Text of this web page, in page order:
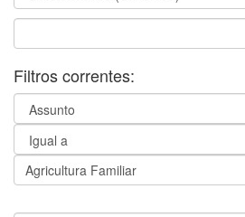
Filtros correntes: